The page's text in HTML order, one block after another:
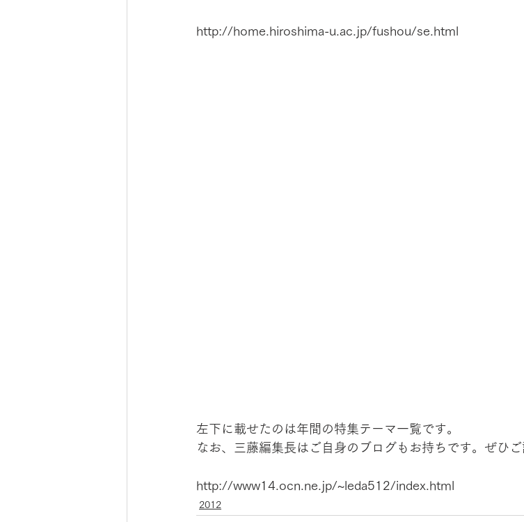
http://home.hiroshima-u.ac.jp/fushou/se.html
左下に載せたのは年間の特集テーマ一覧です。
なお、三藤編集長はご自身のブログもお持ちです。ぜひご
http://www14.ocn.ne.jp/~leda512/index.html
2012